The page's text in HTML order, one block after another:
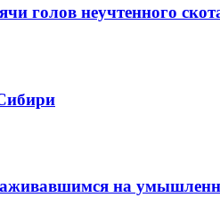
голов неучтенного
на